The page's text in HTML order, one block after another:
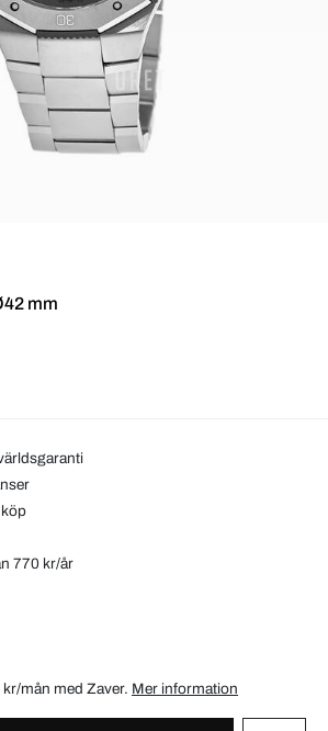
mm
770 kr/år
kr/mån med Zaver. Mer information